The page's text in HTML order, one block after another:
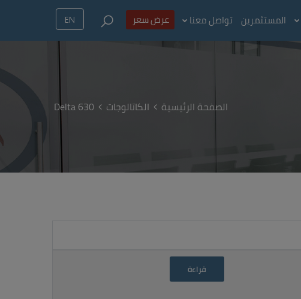
EN المستثمرين تواصل معنا عرض سعر
الصفحة الرئيسية الكاتالوجات Delta 630
قراءة